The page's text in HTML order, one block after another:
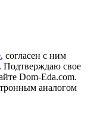
, согласен с ним
Подтверждаю свое
Dom-Eda.com.
аналогом